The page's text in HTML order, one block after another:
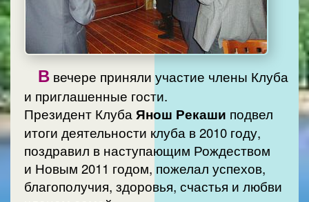
В вечере приняли участие члены Клуба
и приглашенные гости.
Президент КлубаЯнош Рекаши подвел
итоги деятельности клуба в 2010 году,
поздравил в наступающим Рождеством
и Новым 2011 годом, пожелал успехов,
благополучия, здоровья, счастья и любви